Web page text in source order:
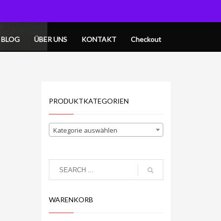
BLOG ÜBER UNS KONTAKT Checkout
PRODUKTKATEGORIEN
Kategorie auswählen
WARENKORB